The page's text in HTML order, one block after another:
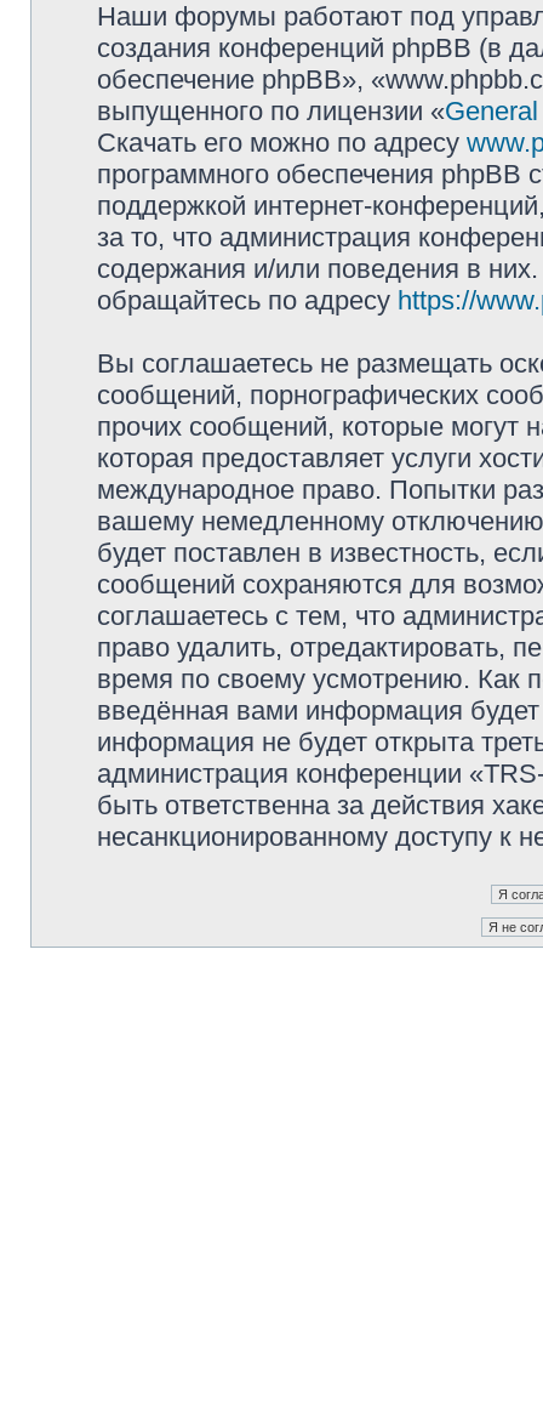
Наши форумы работают под
создания конференций phpBB (в
обеспечение phpBB»,
выпущенного по лицензии «
Скачать его можно по адресу
программного обеспечения phpBB
поддержкой интернет-
за то, что администрация
содержания и/или поведения в
обращайтесь по адресу https://
Вы соглашаетесь не размещать
сообщений, порнографических
прочих сообщений, которые могут
которая предоставляет услуги
международное право. Попытки
вашему немедленному
будет поставлен в известность,
сообщений сохраняются для
соглашаетесь с тем, что
право удалить, отредактировать,
время по своему усмотрению. Как
введённая вами информация
информация не будет открыта
администрация конференции
быть ответственна за действия
несанкционированному доступу к